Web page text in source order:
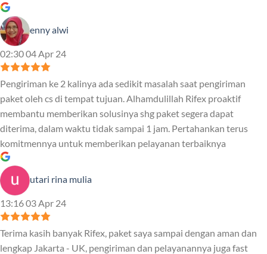
enny alwi
02:30 04 Apr 24
Pengiriman ke 2 kalinya ada sedikit masalah saat pengiriman
paket oleh cs di tempat tujuan. Alhamdulillah Rifex proaktif
membantu memberikan solusinya shg paket segera dapat
diterima, dalam waktu tidak sampai 1 jam. Pertahankan terus
komitmennya untuk memberikan pelayanan terbaiknya
utari rina mulia
13:16 03 Apr 24
Terima kasih banyak Rifex, paket saya sampai dengan aman dan
lengkap Jakarta - UK, pengiriman dan pelayanannya juga fast